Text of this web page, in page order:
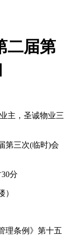
二届第
主，圣诚物业三
三次(临时)会
分
条例》第十五